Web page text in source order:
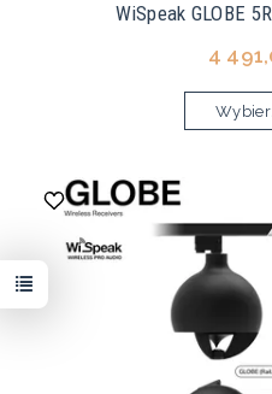
WiSpeak GLOBE
4